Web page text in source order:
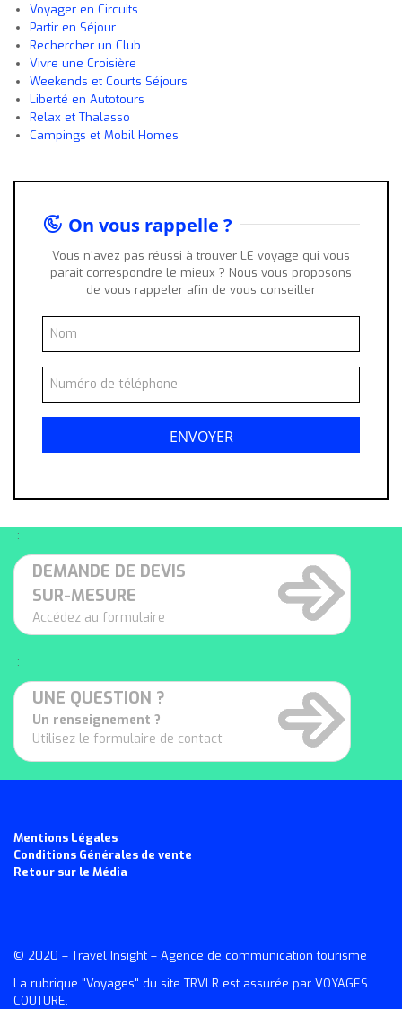
Voyager en Circuits
Partir en Séjour
Rechercher un Club
Vivre une Croisière
Weekends et Courts Séjours
Liberté en Autotours
Relax et Thalasso
Campings et Mobil Homes
On vous rappelle ?
Vous n'avez pas réussi à trouver LE voyage qui vous
parait correspondre le mieux ? Nous vous proposons
de vous rappeler afin de vous conseiller
:
DEMANDE DE DEVIS
SUR-MESURE
Accédez au formulaire
:
UNE QUESTION ?
Un renseignement ?
Utilisez le formulaire de contact
Mentions Légales
Conditions Générales de vente
Retour sur le Média
© 2020 – Travel Insight – Agence de communication tourisme
La rubrique "Voyages" du site TRVLR est assurée par VOYAGES
COUTURE.